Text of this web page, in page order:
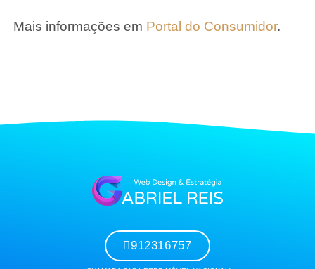
Mais informações em Portal do Consumidor.
912316757